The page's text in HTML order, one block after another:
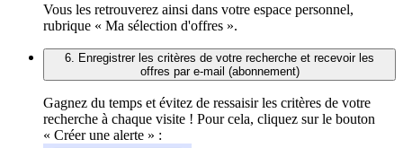
Vous les retrouverez ainsi dans votre espace personnel,
rubrique « Ma sélection d'offres ».
6. Enregistrer les critères de votre recherche et recevoir les
offres par e-mail (abonnement)
Gagnez du temps et évitez de ressaisir les critères de votre
recherche à chaque visite ! Pour cela, cliquez sur le bouton
« Créer une alerte » :